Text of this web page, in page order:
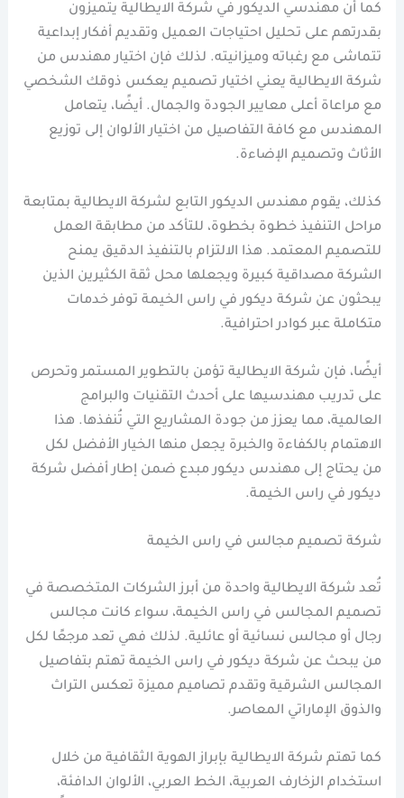
كما أن مهندسي الديكور في شركة الايطالية يتميزون
بقدرتهم على تحليل احتياجات العميل وتقديم أفكار إبداعية
تتماشى مع رغباته وميزانيته. لذلك فإن اختيار مهندس من
شركة الايطالية يعني اختيار تصميم يعكس ذوقك الشخصي
مع مراعاة أعلى معايير الجودة والجمال. أيضًا، يتعامل
المهندس مع كافة التفاصيل من اختيار الألوان إلى توزيع
الأثاث وتصميم الإضاءة.
كذلك، يقوم مهندس الديكور التابع لشركة الايطالية بمتابعة
مراحل التنفيذ خطوة بخطوة، للتأكد من مطابقة العمل
للتصميم المعتمد. هذا الالتزام بالتنفيذ الدقيق يمنح
الشركة مصداقية كبيرة ويجعلها محل ثقة الكثيرين الذين
يبحثون عن شركة ديكور في راس الخيمة توفر خدمات
متكاملة عبر كوادر احترافية.
أيضًا، فإن شركة الايطالية تؤمن بالتطوير المستمر وتحرص
على تدريب مهندسيها على أحدث التقنيات والبرامج
العالمية، مما يعزز من جودة المشاريع التي تُنفذها. هذا
الاهتمام بالكفاءة والخبرة يجعل منها الخيار الأفضل لكل
من يحتاج إلى مهندس ديكور مبدع ضمن إطار أفضل شركة
ديكور في راس الخيمة.
شركة تصميم مجالس في راس الخيمة
تُعد شركة الايطالية واحدة من أبرز الشركات المتخصصة في
تصميم المجالس في راس الخيمة، سواء كانت مجالس
رجال أو مجالس نسائية أو عائلية. لذلك فهي تعد مرجعًا لكل
من يبحث عن شركة ديكور في راس الخيمة تهتم بتفاصيل
المجالس الشرقية وتقدم تصاميم مميزة تعكس التراث
والذوق الإماراتي المعاصر.
كما تهتم شركة الايطالية بإبراز الهوية الثقافية من خلال
استخدام الزخارف العربية، الخط العربي، الألوان الدافئة،